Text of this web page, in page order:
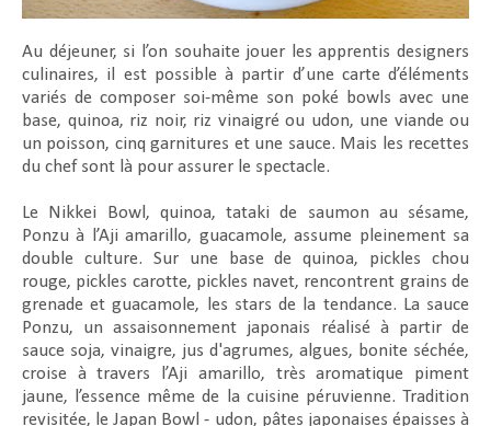
Au déjeuner, si l’on souhaite jouer les apprentis designers
culinaires, il est possible à partir d’une carte d’éléments
variés de composer soi-même son poké bowls avec une
base, quinoa, riz noir, riz vinaigré ou udon, une viande ou
un poisson, cinq garnitures et une sauce. Mais les recettes
du chef sont là pour assurer le spectacle.
Le Nikkei Bowl, quinoa, tataki de saumon au sésame,
Ponzu à l’Aji amarillo, guacamole, assume pleinement sa
double culture. Sur une base de quinoa, pickles chou
rouge, pickles carotte, pickles navet, rencontrent grains de
grenade et guacamole, les stars de la tendance. La sauce
Ponzu, un assaisonnement japonais réalisé à partir de
sauce soja, vinaigre, jus d'agrumes, algues, bonite séchée,
croise à travers l’Aji amarillo, très aromatique piment
jaune, l’essence même de la cuisine péruvienne. Tradition
revisitée, le Japan Bowl - udon, pâtes japonaises épaisses à